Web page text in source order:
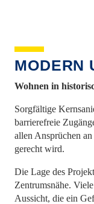
MODERN
Wohnen in
Sorgfältige
barrierefreie
allen Ansprüchen
gerecht wird.
Die Lage des
Zentrumsnähe.
Aussicht, die ein